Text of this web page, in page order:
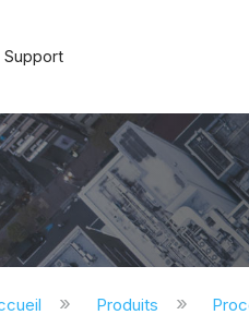
Support
réduire
Produits